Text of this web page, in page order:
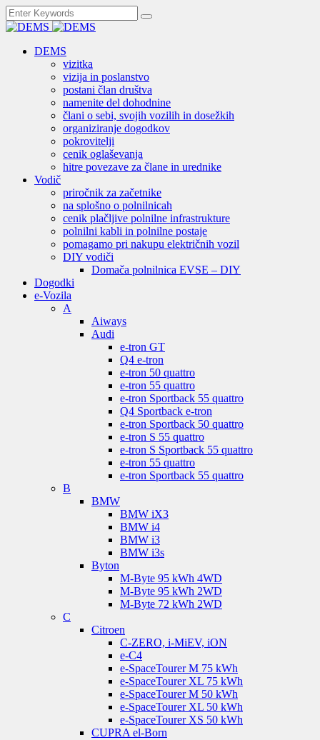
DEMS
vizitka
vizija in poslanstvo
postani član društva
namenite del dohodnine
člani o sebi, svojih vozilih in dosežkih
organiziranje dogodkov
pokrovitelji
cenik oglaševanja
hitre povezave za člane in urednike
Vodič
priročnik za začetnike
na splošno o polnilnicah
cenik plačljive polnilne infrastrukture
polnilni kabli in polnilne postaje
pomagamo pri nakupu električnih vozil
DIY vodiči
Domača polnilnica EVSE – DIY
Dogodki
e-Vozila
A
Aiways
Audi
e-tron GT
Q4 e-tron
e-tron 50 quattro
e-tron 55 quattro
e-tron Sportback 55 quattro
Q4 Sportback e-tron
e-tron Sportback 50 quattro
e-tron S 55 quattro
e-tron S Sportback 55 quattro
e-tron 55 quattro
e-tron Sportback 55 quattro
B
BMW
BMW iX3
BMW i4
BMW i3
BMW i3s
Byton
M-Byte 95 kWh 4WD
M-Byte 95 kWh 2WD
M-Byte 72 kWh 2WD
C
Citroen
C-ZERO, i-MiEV, iON
e-C4
e-SpaceTourer M 75 kWh
e-SpaceTourer XL 75 kWh
e-SpaceTourer M 50 kWh
e-SpaceTourer XL 50 kWh
e-SpaceTourer XS 50 kWh
CUPRA el-Born